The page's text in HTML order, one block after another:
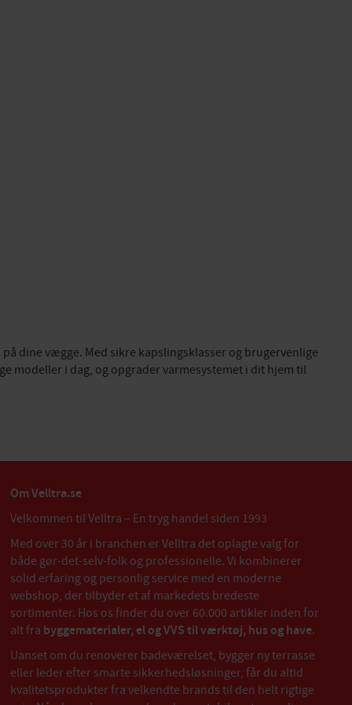
dine vægge. Med sikre kapslingsklasser og brugervenlige
modeller i dag, og opgrader varmesystemet i dit hjem til
Om Velltra.se
Velkommen til Velltra – En tryg handel siden 1993
Med over 30 år i branchen er Velltra det oplagte valg for
både gør-det-selv-folk og professionelle. Vi kombinerer
solid erfaring og personlig service med en moderne
webshop, der tilbyder et af markedets bredeste
sortimenter. Hos os finder du over 60.000 artikler inden for
alt fra byggematerialer, el og VVS til værktøj, hus og have.
Uanset om du renoverer badeværelset, bygger ny terrasse
eller leder efter smarte sikkerhedsløsninger, får du altid
kvalitetsprodukter fra velkendte brands til den helt rigtige